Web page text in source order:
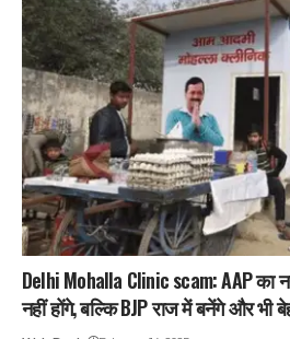
Delhi Mohalla Clinic scam: AAP का
नहीं होंगे, बल्कि BJP राज में बनेंगे और भी